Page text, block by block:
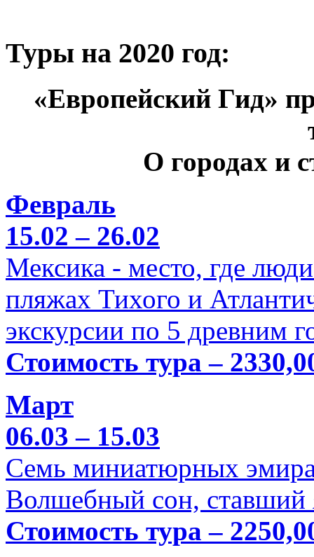
Туры на 2020 год:
«Европейский Гид»
О городах и
Февраль
15.02 – 26.02
Мексика - место, где
пляжах Тихого и
экскурсии по 5 древним
Стоимость тура –
Март
06.03 – 15.03
Семь миниатюрных
Волшебный сон, ставший
Стоимость тура –